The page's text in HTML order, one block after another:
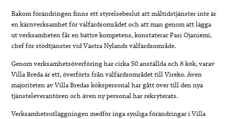
Bakom förändringen finns ett styrelsebeslut att måltidstjänster inte är
en kärnverksamhet för välfärdsområdet och att man genom att lägga
ut verksamheten får en bättre kompetens, konstaterar Pasi Ojaniemi,
chef för stödtjänster vid Västra Nylands välfärdsområde.
Genom verksamhetsöverföring har cirka 50 anställda och 8 kök, varav
Villa Breda är ett, överförts från välfärdsområdet till Vireko. Även
majoriteten av Villa Bredas kökspersonal har gått över till den nya
tjänsteleverantören och även ny personal har rekryterats.
Verksamhetsutläggningen medför inga synliga förändringar i Villa